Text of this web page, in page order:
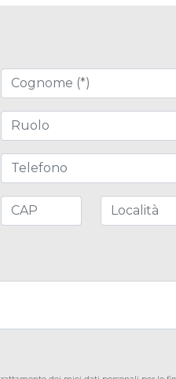
Cognome (*)
Ruolo
Telefono
CAP Località